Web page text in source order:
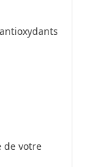
de votre